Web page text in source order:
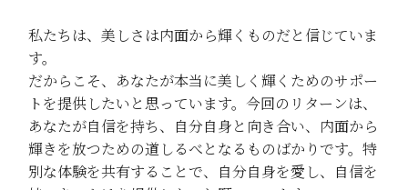
私たちは、美しさは内面から輝くものだと信じていま
す。
だからこそ、あなたが本当に美しく輝くためのサポー
トを提供したいと思っています。今回のリターンは、
あなたが自信を持ち、自分自身と向き合い、内面から
輝きを放つための道しるべとなるものばかりです。特
別な体験を共有することで、自分自身を愛し、自信を